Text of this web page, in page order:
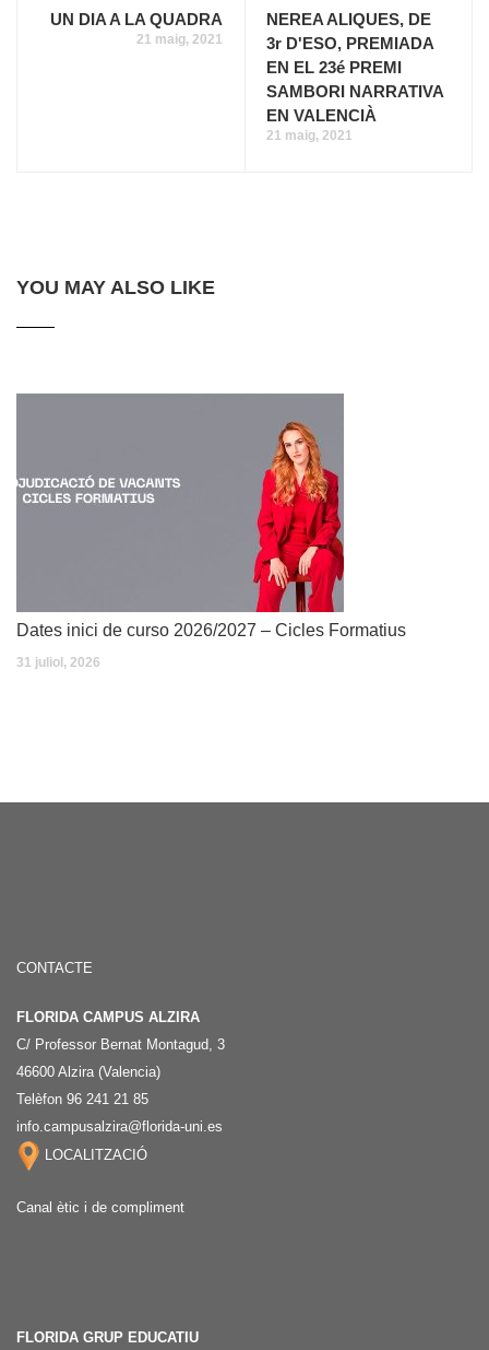
UN DIA A LA QUADRA
21 maig, 2021
NEREA ALIQUES, DE
3r D'ESO, PREMIADA
EN EL 23é PREMI
SAMBORI NARRATIVA
EN VALENCIÀ
21 maig, 2021
YOU MAY ALSO LIKE
Dates inici de curso 2026/2027 – Cicles Formatius
31 juliol, 2026
CONTACTE
FLORIDA CAMPUS ALZIRA
C/ Professor Bernat Montagud, 3
46600 Alzira (Valencia)
Telèfon 96 241 21 85
info.campusalzira@florida-uni.es
LOCALITZACIÓ
Canal ètic i de compliment
FLORIDA GRUP EDUCATIU